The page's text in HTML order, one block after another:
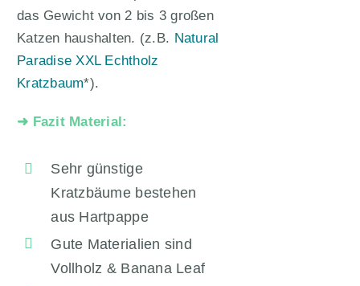
das Gewicht von 2 bis 3 großen
Katzen haushalten. (z.B. Natural
Paradise XXL Echtholz
Kratzbaum*).
➜ Fazit Material:
Sehr günstige
Kratzbäume bestehen
aus Hartpappe
Gute Materialien sind
Vollholz & Banana Leaf